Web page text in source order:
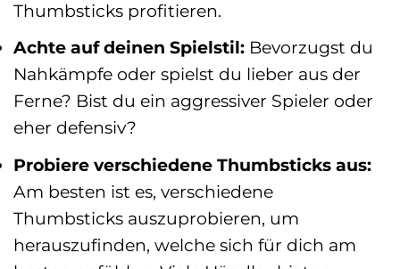
Thumbsticks profitieren.
Achte auf deinen Spielstil: Bevorzugst du
Nahkämpfe oder spielst du lieber aus der
Ferne? Bist du ein aggressiver Spieler oder
eher defensiv?
Probiere verschiedene Thumbsticks aus:
Am besten ist es, verschiedene
Thumbsticks auszuprobieren, um
herauszufinden, welche sich für dich am